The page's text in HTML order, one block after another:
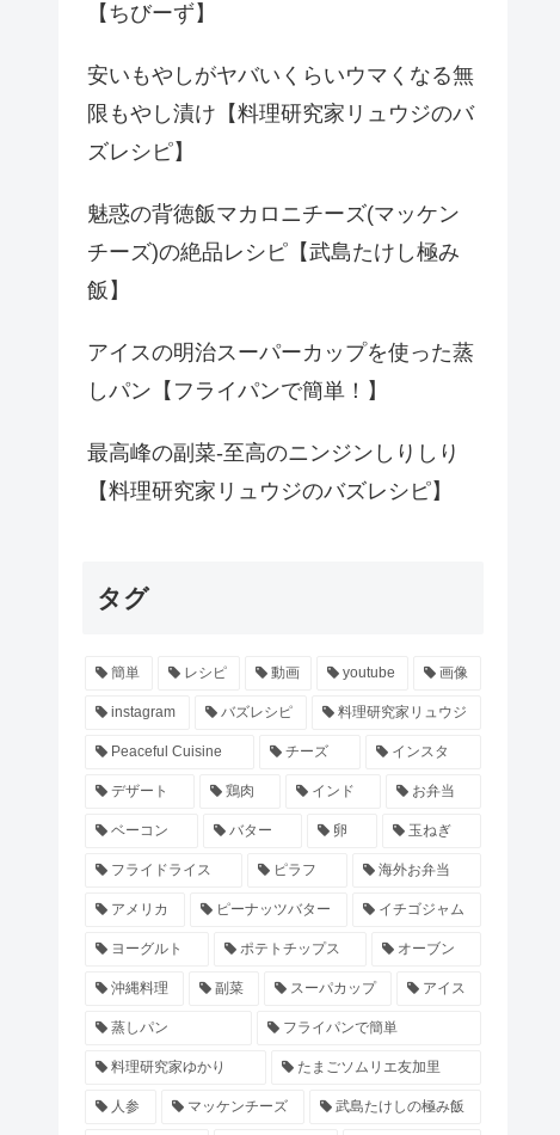
【ちびーず】
安いもやしがヤバいくらいウマくなる無
限もやし漬け【料理研究家リュウジのバ
ズレシピ】
魅惑の背徳飯マカロニチーズ(マッケン
チーズ)の絶品レシピ【武島たけし極み
飯】
アイスの明治スーパーカップを使った蒸
しパン【フライパンで簡単！】
最高峰の副菜-至高のニンジンしりしり
【料理研究家リュウジのバズレシピ】
タグ
簡単 レシピ 動画 youtube 画像
instagram バズレシピ 料理研究家リュウジ
Peaceful Cuisine チーズ インスタ
デザート 鶏肉 インド お弁当
ベーコン バター 卵 玉ねぎ
フライドライス ピラフ 海外お弁当
アメリカ ピーナッツバター イチゴジャム
ヨーグルト ポテトチップス オーブン
沖縄料理 副菜 スーパカップ アイス
蒸しパン フライパンで簡単
料理研究家ゆかり たまごソムリエ友加里
人参 マッケンチーズ 武島たけしの極み飯